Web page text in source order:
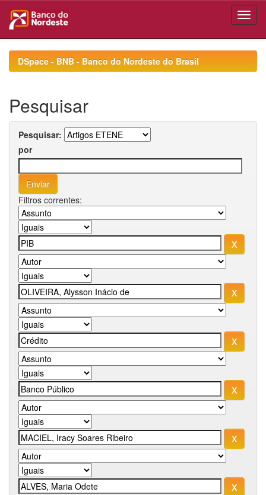
navigationDSpace - BNB - Banco do Nordeste do Brasil
Pesquisar
Pesquisar:
por
Filtros correntes: